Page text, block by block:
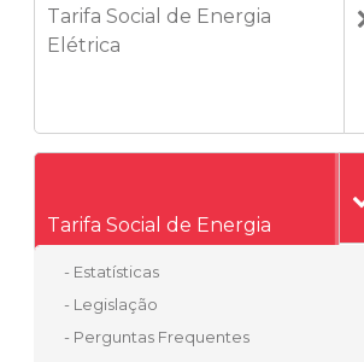
Tarifa Social de Energia
Elétrica
Tarifa Social de Energia
- Estatísticas
- Legislação
- Perguntas Frequentes